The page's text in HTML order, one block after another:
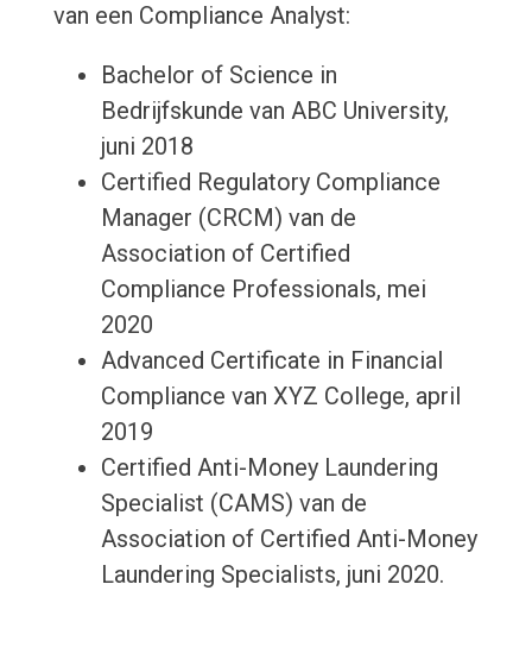
van een Compliance Analyst:
Bachelor of Science in
Bedrijfskunde van ABC University,
juni 2018
Certified Regulatory Compliance
Manager (CRCM) van de
Association of Certified
Compliance Professionals, mei
2020
Advanced Certificate in Financial
Compliance van XYZ College, april
2019
Certified Anti-Money Laundering
Specialist (CAMS) van de
Association of Certified Anti-Money
Laundering Specialists, juni 2020.